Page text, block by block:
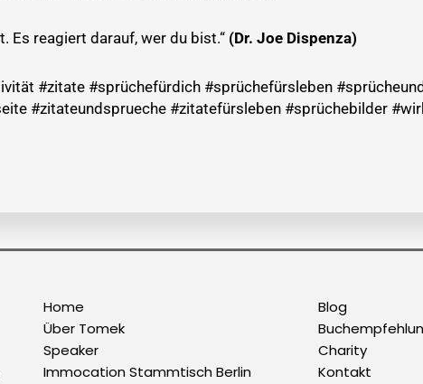
Es reagiert darauf, wer du bist.“ (Dr. Joe Dispenza)
#zitate #sprüchefürdich #sprüchefürsleben
#zitateundsprueche #zitatefürsleben #sprüchebilder
Home
Über Tomek
Speaker
Immocation Stammtisch Berlin
Blog
Charity
Kontakt